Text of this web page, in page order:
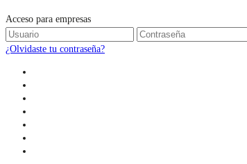
Acceso para empresas
¿Olvidaste tu contraseña?